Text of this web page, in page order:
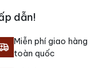
dẫn!
Miễn phí giao hàng
toàn quốc